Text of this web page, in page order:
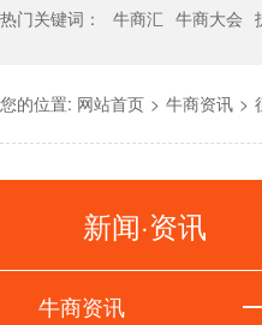
热门关键词： 牛商汇 牛商大会
您的位置: 网站首页 > 牛商资讯 >
新闻·资讯
牛商资讯